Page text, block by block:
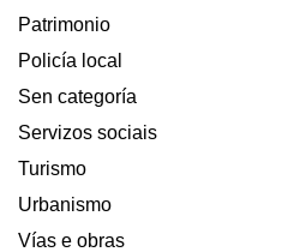
Patrimonio
Policía local
Sen categoría
Servizos sociais
Turismo
Urbanismo
Vías e obras